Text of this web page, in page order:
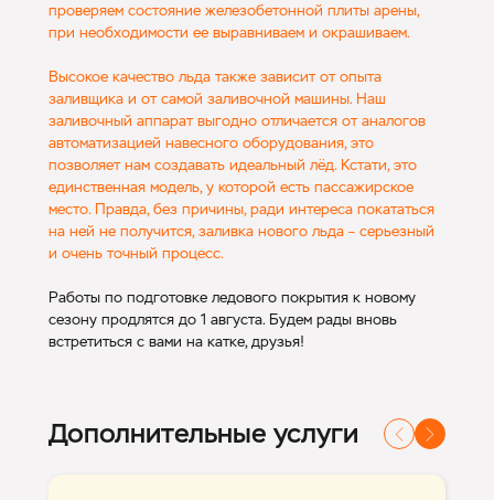
проверяем состояние железобетонной плиты арены,
при необходимости ее выравниваем и окрашиваем.
Высокое качество льда также зависит от опыта
заливщика и от самой заливочной машины. Наш
заливочный аппарат выгодно отличается от аналогов
автоматизацией навесного оборудования, это
позволяет нам создавать идеальный лёд. Кстати, это
единственная модель, у которой есть пассажирское
место. Правда, без причины, ради интереса покататься
на ней не получится, заливка нового льда – серьезный
и очень точный процесс.
Работы по подготовке ледового покрытия к новому
сезону продлятся до 1 августа. Будем рады вновь
встретиться с вами на катке, друзья!
Дополнительные услуги